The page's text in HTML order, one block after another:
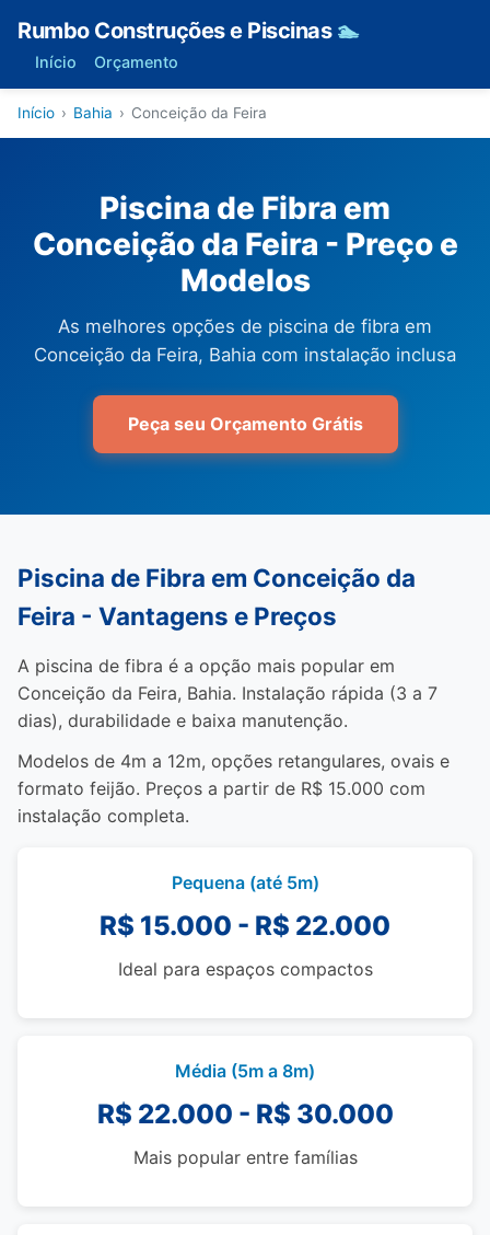
Rumbo Construções e Piscinas 🏊
Início Orçamento
Início › Bahia › Conceição da Feira
Piscina de Fibra em
Conceição da Feira - Preço e
Modelos
As melhores opções de piscina de fibra em
Conceição da Feira, Bahia com instalação inclusa
Peça seu Orçamento Grátis
Piscina de Fibra em Conceição da
Feira - Vantagens e Preços
A piscina de fibra é a opção mais popular em
Conceição da Feira, Bahia. Instalação rápida (3 a 7
dias), durabilidade e baixa manutenção.
Modelos de 4m a 12m, opções retangulares, ovais e
formato feijão. Preços a partir de R$ 15.000 com
instalação completa.
Pequena (até 5m)
R$ 15.000 - R$ 22.000
Ideal para espaços compactos
Média (5m a 8m)
R$ 22.000 - R$ 30.000
Mais popular entre famílias